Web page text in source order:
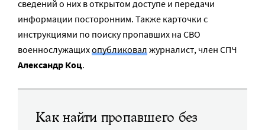
сведений о них в открытом доступе и передачи
информации посторонним. Также карточки с
инструкциями по поиску пропавших на СВО
военнослужащихопубликовалжурналист, член СПЧ
Александр Коц.
Как найти пропавшего без